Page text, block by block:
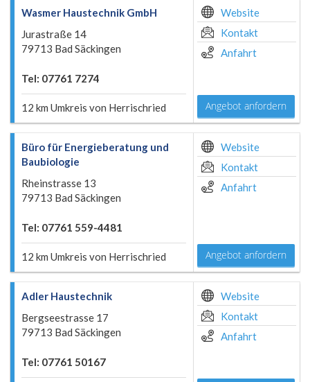
Wasmer Haustechnik GmbH
Jurastraße 14
79713 Bad Säckingen
Tel: 07761 7274
12 km Umkreis von Herrischried
Website
Kontakt
Anfahrt
Angebot anfordern
Büro für Energieberatung und
Baubiologie
Rheinstrasse 13
79713 Bad Säckingen
Tel: 07761 559-4481
12 km Umkreis von Herrischried
Website
Kontakt
Anfahrt
Angebot anfordern
Adler Haustechnik
Bergseestrasse 17
79713 Bad Säckingen
Tel: 07761 50167
Website
Kontakt
Anfahrt